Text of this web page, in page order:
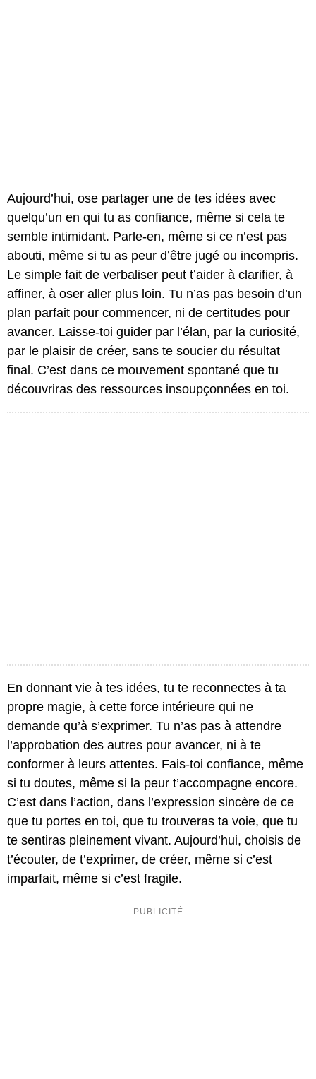
Aujourd’hui, ose partager une de tes idées avec
quelqu’un en qui tu as confiance, même si cela te
semble intimidant. Parle-en, même si ce n’est pas
abouti, même si tu as peur d’être jugé ou incompris.
Le simple fait de verbaliser peut t’aider à clarifier, à
affiner, à oser aller plus loin. Tu n’as pas besoin d’un
plan parfait pour commencer, ni de certitudes pour
avancer. Laisse-toi guider par l’élan, par la curiosité,
par le plaisir de créer, sans te soucier du résultat
final. C’est dans ce mouvement spontané que tu
découvriras des ressources insoupçonnées en toi.
En donnant vie à tes idées, tu te reconnectes à ta
propre magie, à cette force intérieure qui ne
demande qu’à s’exprimer. Tu n’as pas à attendre
l’approbation des autres pour avancer, ni à te
conformer à leurs attentes. Fais-toi confiance, même
si tu doutes, même si la peur t’accompagne encore.
C’est dans l’action, dans l’expression sincère de ce
que tu portes en toi, que tu trouveras ta voie, que tu
te sentiras pleinement vivant. Aujourd’hui, choisis de
t’écouter, de t’exprimer, de créer, même si c’est
imparfait, même si c’est fragile.